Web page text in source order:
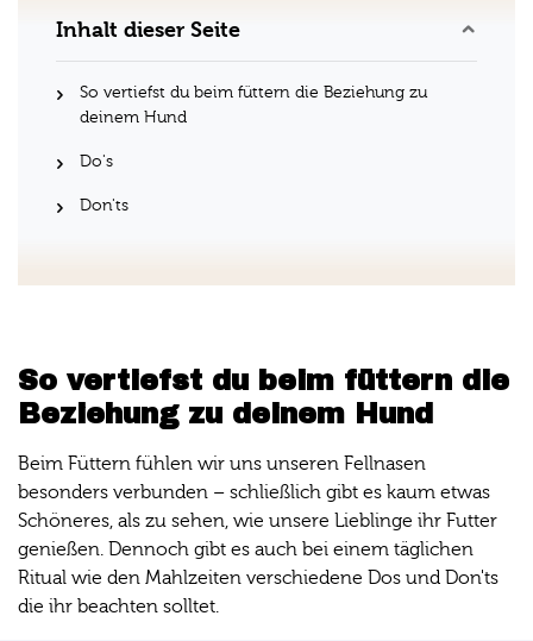
Inhalt dieser Seite
So vertiefst du beim füttern die Beziehung zu
deinem Hund
Do's
Don'ts
So vertiefst du beim füttern die
Beziehung zu deinem Hund
Beim Füttern fühlen wir uns unseren Fellnasen
besonders verbunden – schließlich gibt es kaum etwas
Schöneres, als zu sehen, wie unsere Lieblinge ihr Futter
genießen. Dennoch gibt es auch bei einem täglichen
Ritual wie den Mahlzeiten verschiedene Dos und Don'ts
die ihr beachten solltet.